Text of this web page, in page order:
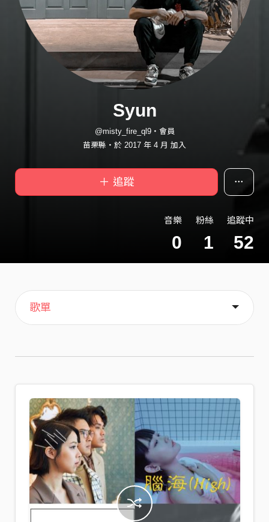
Syun
@misty_fire_ql9・會員
苗栗縣・於 2017 年 4 月 加入
＋ 追蹤
音樂
0
粉絲
1
追蹤中
52
主頁
歌單
喜歡
關於